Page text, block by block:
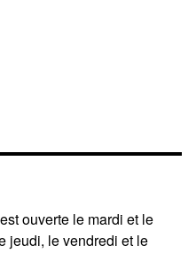
ouverte le mardi et le
jeudi, le vendredi et le